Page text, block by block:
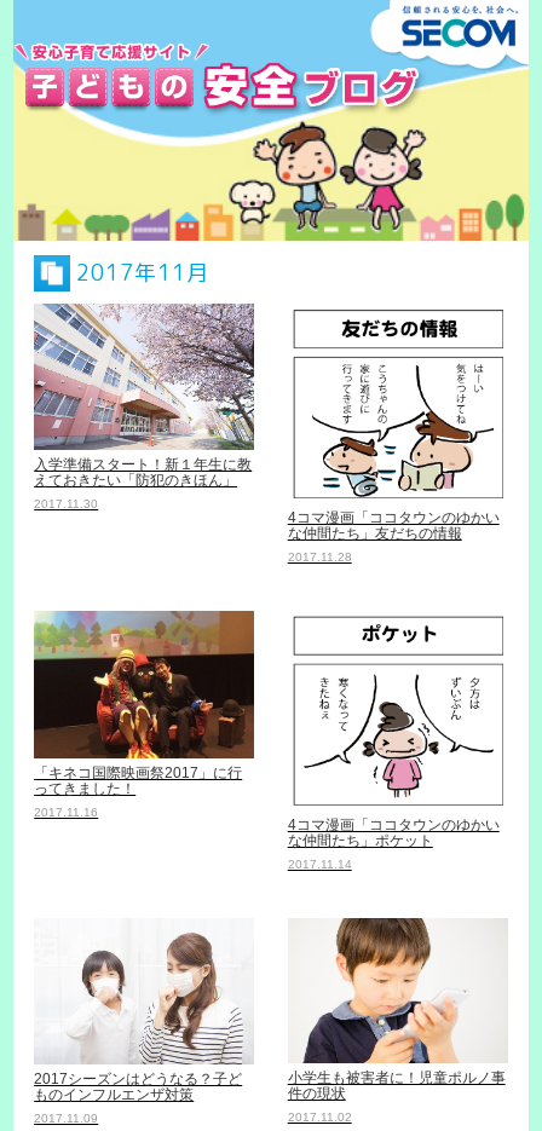
2017年11月
入学準備スタート！新１年生に教
えておきたい「防犯のきほん」
2017.11.30
4コマ漫画「ココタウンのゆかい
な仲間たち」友だちの情報
2017.11.28
「キネコ国際映画祭2017」に行
ってきました！
2017.11.16
4コマ漫画「ココタウンのゆかい
な仲間たち」ポケット
2017.11.14
2017シーズンはどうなる？子ど
ものインフルエンザ対策
2017.11.09
小学生も被害者に！児童ポルノ事
件の現状
2017.11.02